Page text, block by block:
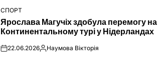
ОПУБЛІКУВАТИ
У
СПОРТ
Ярослава Магучіх здобула перемогу на
Континентальному турі у Нідерландах
on22.06.2026Опубліковано
Наумова Вікторія